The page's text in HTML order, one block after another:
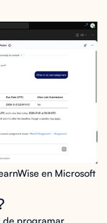
en Microsoft
de programar,